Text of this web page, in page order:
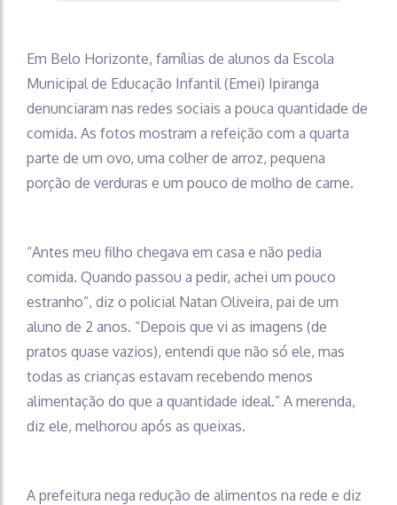
Em Belo Horizonte, famílias de alunos da Escola
Municipal de Educação Infantil (Emei) Ipiranga
denunciaram nas redes sociais a pouca quantidade de
comida. As fotos mostram a refeição com a quarta
parte de um ovo, uma colher de arroz, pequena
porção de verduras e um pouco de molho de carne.
“Antes meu filho chegava em casa e não pedia
comida. Quando passou a pedir, achei um pouco
estranho”, diz o policial Natan Oliveira, pai de um
aluno de 2 anos. “Depois que vi as imagens (de
pratos quase vazios), entendi que não só ele, mas
todas as crianças estavam recebendo menos
alimentação do que a quantidade ideal.” A merenda,
diz ele, melhorou após as queixas.
A prefeitura nega redução de alimentos na rede e diz